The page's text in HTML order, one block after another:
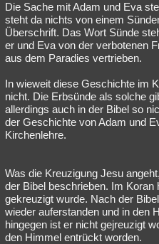
Die Sache mit Adam und Eva
steht da nichts von einem
Überschrift. Das Wort Sünde
er und Eva von der verbotenen
aus dem Paradies vertrieben.
In wieweit diese Geschichte im
nicht. Die Erbsünde als solche
allerdings auch in der Bibel so
der Geschichte von Adam und
Kirchenlehre.
Was die Kreuzigung Jesu
der Bibel beschrieben. Im
gekreuzigt wurde. Nach der
wieder auferstanden und in den
hingegen ist er nicht gejreuzigt
den Himmel entrückt worden.